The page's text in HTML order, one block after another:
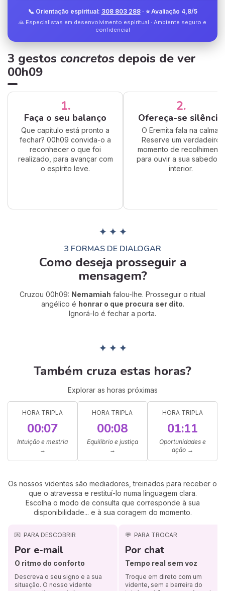
📞 Orientação espiritual: 308 803 288· ⭐ Avaliação 4,8/5
🙏 Especialistas em desenvolvimento espiritual · Ambiente seguro e
confidencial
3 gestos concretos depois de ver
00h09
1.
Faça o seu balanço
Que capítulo está pronto a
fechar? 00h09 convida-o a
reconhecer o que foi
realizado, para avançar com
o espírito leve.
2.
Ofereça-se silêncio
O Eremita fala na calma.
Reserve um verdadeiro
momento de recolhimento
para ouvir a sua sabedoria
interior.
✦ ✦ ✦
3 FORMAS DE DIALOGAR
Como deseja prosseguir a
mensagem?
Cruzou 00h09: Nemamiah falou-lhe. Prosseguir o ritual
angélico é honrar o que procura ser dito.
Ignorá-lo é fechar a porta.
✦ ✦ ✦
Também cruza estas horas?
Explorar as horas próximas
HORA TRIPLA
00:07
Intuição e mestria
→
HORA TRIPLA
00:08
Equilíbrio e justiça
→
HORA TRIPLA
01:11
Oportunidades e
ação→
Os nossos videntes são mediadores, treinados para receber o
que o atravessa e restituí-lo numa linguagem clara.
Escolha o modo de consulta que corresponde à sua
disponibilidade... e à sua coragem do momento.
💌 PARA DESCOBRIR
Por e-mail
O ritmo do conforto
Descreva o seu signo e a sua
situação. O nosso vidente
💬 PARA TROCAR
Por chat
Tempo real sem voz
Troque em direto com um
vidente, sem a barreira do